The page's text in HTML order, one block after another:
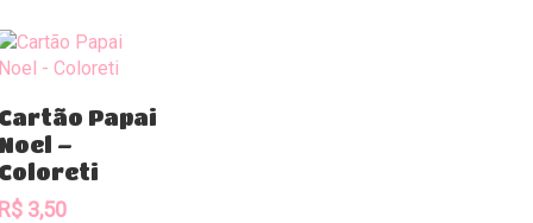
ComprarPapai
–
3,50